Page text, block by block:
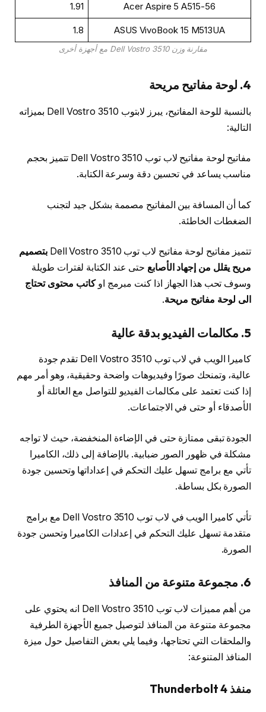
Acer Aspire 5 A515-56
1.91
ASUS VivoBook 15 M513UA
1.8
مقارنة وزن Dell Vostro 3510 مع أجهزة أخرى
4. لوحة مفاتيح مريحة
بالنسبة للوحة المفاتيح، يبرز لابتوب Dell Vostro 3510 بميزاته
التالية:
مفاتيح لوحة مفاتيح لاب توب Dell Vostro 3510 تتميز بحجم
مناسب يساعد في تحسين دقة وسرعة الكتابة.
كما أن المسافة بين المفاتيح مصممة بشكل جيد لتجنب
الضغطات الخاطئة.
تتميز مفاتيح لوحة مفاتيح لاب توب Dell Vostro 3510
بتصميم
مريح يقلل من إجهاد الأصابع حتى عند الكتابة لفترات طويلة
وسوف تحب هذا الجهاز اذا كنت مبرمج اوكاتب محتوى تحتاج
الى لوحة مفاتيح مريحة.
5. مكالمات الفيديو بدقة عالية
كاميرا الويب في لاب توب Dell Vostro 3510 تقدم جودة
عالية، وتمنحك صورًا وفيديوهات واضحة وحقيقية، وهو أمر مهم
إذا كنت تعتمد على مكالمات الفيديو للتواصل مع العائلة أو
الأصدقاء أو حتى في الاجتماعات.
الجودة تبقى ممتازة حتى في الإضاءة المنخفضة، حيث لا تواجه
مشكلة في ظهور الصور ضبابية. بالإضافة إلى ذلك، الكاميرا
تأتي مع برامج تسهل عليك التحكم في إعداداتها وتحسين جودة
الصورة بكل بساطة.
تأتي كاميرا الويب في لاب توب Dell Vostro 3510 مع برامج
متقدمة تسهل عليك التحكم في إعدادات الكاميرا وتحسن جودة
الصورة.
6. مجموعة متنوعة من المنافذ
من أهم مميزات لاب توب Dell Vostro 3510 انه يحتوي على
مجموعة متنوعة من المنافذ لتوصيل جميع الأجهزة الطرفية
والملحقات التي تحتاجها، وفيما يلي بعض التفاصيل حول ميزة
المنافذ المتنوعة:
منفذ Thunderbolt 4